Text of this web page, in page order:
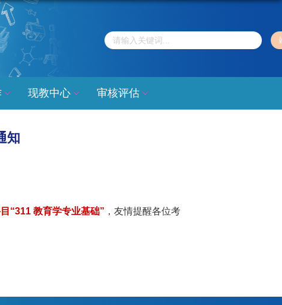
现教中心 审核评估
知
“311 教育学专业基础” ，友情提醒各位考